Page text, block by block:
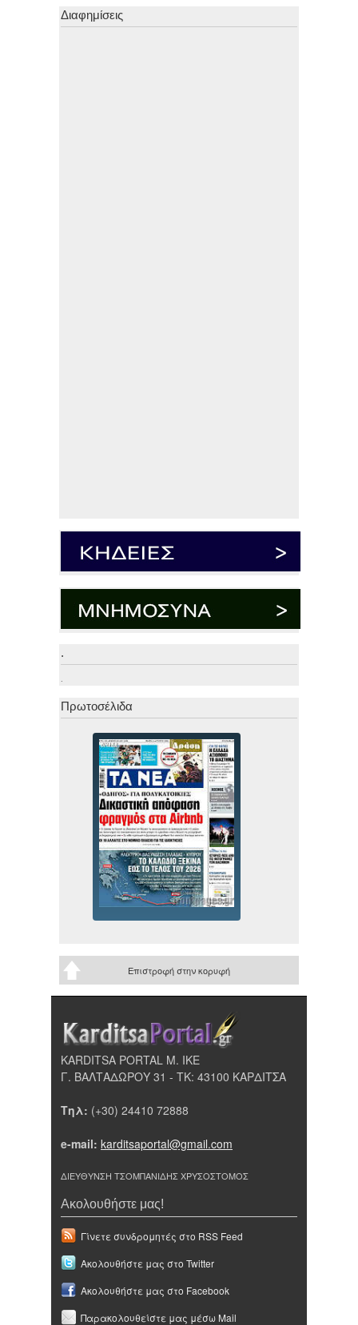
Διαφημίσεις
.
.
Πρωτοσέλιδα
Επιστροφή στην κορυφή
KARDITSA PORTAL Μ. ΙΚΕ
Γ. ΒΑΛΤΑΔΩΡΟΥ 31 - ΤΚ: 43100 ΚΑΡΔΙΤΣΑ
Τηλ: (+30) 24410 72888
e-mail: karditsaportal@gmail.com
ΔΙΕΥΘΥΝΣΗ ΤΣΟΜΠΑΝΙΔΗΣ ΧΡΥΣΟΣΤΟΜΟΣ
Ακολουθήστε μας!
Γίνετε συνδρομητές στο RSS Feed
Ακολουθήστε μας στο Twitter
Ακολουθήστε μας στο Facebook
Παρακολουθείστε μας μέσω Mail